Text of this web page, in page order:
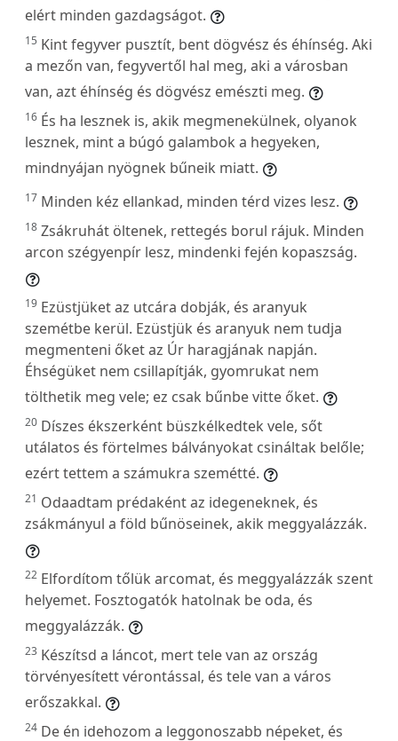
elért minden gazdagságot.
15 Kint fegyver pusztít, bent dögvész és éhínség. Aki
a mezőn van, fegyvertől hal meg, aki a városban
van, azt éhínség és dögvész emészti meg.
16 És ha lesznek is, akik megmenekülnek, olyanok
lesznek, mint a búgó galambok a hegyeken,
mindnyájan nyögnek bűneik miatt.
17 Minden kéz ellankad, minden térd vizes lesz.
18 Zsákruhát öltenek, rettegés borul rájuk. Minden
arcon szégyenpír lesz, mindenki fején kopaszság.
19 Ezüstjüket az utcára dobják, és aranyuk
szemétbe kerül. Ezüstjük és aranyuk nem tudja
megmenteni őket az Úr haragjának napján.
Éhségüket nem csillapítják, gyomrukat nem
tölthetik meg vele; ez csak bűnbe vitte őket.
20 Díszes ékszerként büszkélkedtek vele, sőt
utálatos és förtelmes bálványokat csináltak belőle;
ezért tettem a számukra szemétté.
21 Odaadtam prédaként az idegeneknek, és
zsákmányul a föld bűnöseinek, akik meggyalázzák.
22 Elfordítom tőlük arcomat, és meggyalázzák szent
helyemet. Fosztogatók hatolnak be oda, és
meggyalázzák.
23 Készítsd a láncot, mert tele van az ország
törvényesített vérontással, és tele van a város
erőszakkal.
24 De én idehozom a leggonoszabb népeket, és